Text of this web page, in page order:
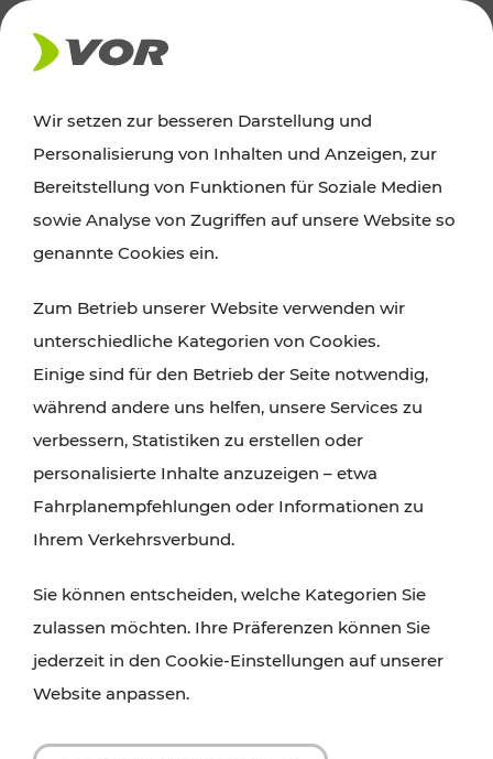
AKTUELLES
Ausflugstipps
Wien, Niederösterreich und das Burgenland
Wanderungen, Kultur und Gastronomie,
Radtouren oder purer Naturgenuss – viele
Attraktionen sind mit den Ticket- und Fahrplan-
Angeboten des VOR gut und schnell erreichbar.
Wir setzen zur besseren Darstellung und
Personalisierung von Inhalten und Anzeigen, zur
Bereitstellung von Funktionen für Soziale Medien
sowie Analyse von Zugriffen auf unsere Website so
genannte Cookies ein.
Zum Betrieb unserer Website verwenden wir
unterschiedliche Kategorien von Cookies.
Einige sind für den Betrieb der Seite notwendig,
während andere uns helfen, unsere Services zu
verbessern, Statistiken zu erstellen oder
personalisierte Inhalte anzuzeigen – etwa
Fahrplanempfehlungen oder Informationen zu
Ihrem Verkehrsverbund.
Sie können entscheiden, welche Kategorien Sie
zulassen möchten. Ihre Präferenzen können Sie
jederzeit in den Cookie-Einstellungen auf unserer
Website anpassen.